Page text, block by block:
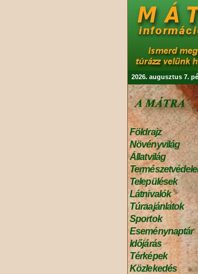
2026. augusztus 7.
Földrajz
Növényvilág
Állatvilág
Települések
Látnivalók
Túraajánlatok
Sportok
Eseménynaptár
Időjárás
Térképek
Közlekedés